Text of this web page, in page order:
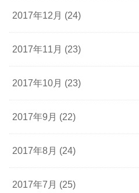
2017年12月 (24)
2017年11月 (23)
2017年10月 (23)
2017年9月 (22)
2017年8月 (24)
2017年7月 (25)